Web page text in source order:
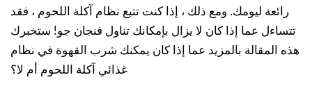
رائعة ليومك. ومع ذلك ، إذا كنت تتبع نظام آكلة اللحوم ، فقد
تتساءل عما إذا كان لا يزال بإمكانك تناول فنجان جو! ستخبرك
هذه المقالة بالمزيد عما إذا كان يمكنك شرب القهوة في نظام
غذائي آكلة اللحوم أم لا؟